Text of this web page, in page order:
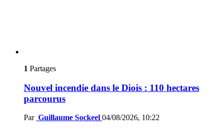
1 Partages
Nouvel incendie dans le Diois : 110 hectares
parcourus
Par Guillaume Sockeel 04/08/2026, 10:22